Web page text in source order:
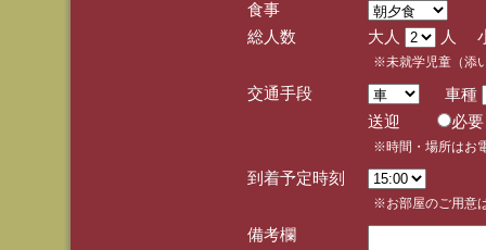
食事
総人数
大人 人
※未就学児童（添
交通手段
車種
送迎
※時間・場所はお
到着予定時刻
※お部屋のご用意
備考欄